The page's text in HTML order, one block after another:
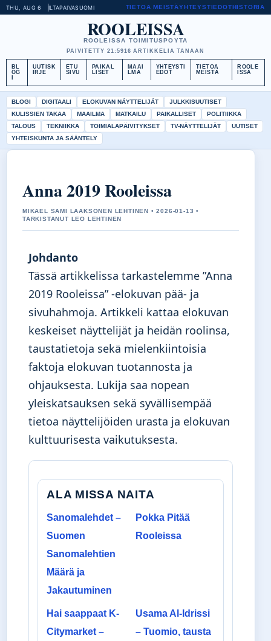
THU, AUG 6 ILTAPAIVASUOMI TIETOA MEISTÄYHTEYSTIEDOTHISTORIA
ROOLEISSA
ROOLEISSA TOIMITUSPOYTA
PAIVITETTY 21:5916 ARTIKKELIA TANAAN
BL
OG
UUTISK
IRJE
ETU
SIVU
PAIKAL
LISET
MAAI
LMA
YHTEYSTI
EDOT
TIETOA
MEISTÄ
ROOLE
ISSA
BLOGI DIGITAALI ELOKUVAN NÄYTTELIJÄT
JULKKISUUTISET
KULISSIEN TAKAA
MAAILMA MATKAILU PAIKALLISET
POLITIIKKA
TALOUS
TEKNIIKKA TOIMIALAPÄIVITYKSET TV-NÄYTTELIJÄT
UUTISET
YHTEISKUNTA JA SÄÄNTELY
Anna 2019 Rooleissa
MIKAEL SAMI LAAKSONEN LEHTINEN • 2026-01-13 •
TARKISTANUT LEO LEHTINEN
Johdanto
Tässä artikkelissa tarkastelemme ”Anna
2019 Rooleissa” -elokuvan pää- ja
sivuhahmoja. Artikkeli kattaa elokuvan
keskeiset näyttelijät ja heidän roolinsa,
taustatietoja sekä mielenkiintoisia
faktoja elokuvan tuotannosta ja
ohjauksesta. Lukija saa nopean
yleiskatsauksen sekä syvällisempää
tietoa näyttelijöiden urasta ja elokuvan
kulttuurisesta vaikutuksesta.
ALA MISSA NAITA
Sanomalehdet –
Suomen
Sanomalehtien
Määrä ja
Jakautuminen
Pokka Pitää
Rooleissa
Hai saappaat K-
Citymarket –
Usama Al-Idrissi
– Tuomio, tausta